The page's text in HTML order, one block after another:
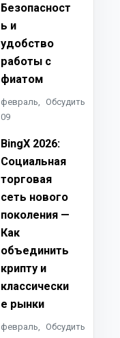
Безопасност
ь и
удобство
работы с
фиатом
февраль,
09
Обсудить
BingX 2026:
Социальная
торговая
сеть нового
поколения —
Как
объединить
крипту и
классически
е рынки
февраль, Обсудить